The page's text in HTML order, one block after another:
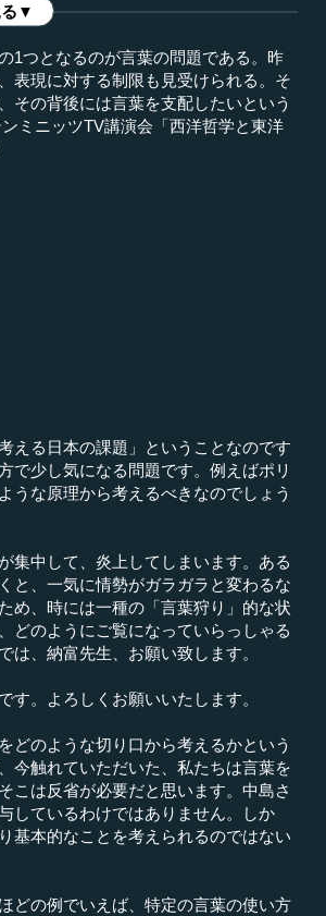
る▼
1つとなるのが言葉の問題である。昨
表現に対する制限も見受けられる。そ
その背後には言葉を支配したいという
ミニッツTV講演会「西洋哲学と東洋
る日本の課題」ということなのです
で少し気になる問題です。例えばポリ
うな原理から考えるべきなのでしょう
集中して、炎上してしまいます。ある
と、一気に情勢がガラガラと変わるな
め、時には一種の「言葉狩り」的な状
どのようにご覧になっていらっしゃる
は、納富先生、お願い致します。
。よろしくお願いいたします。
のような切り口から考えるかという
今触れていただいた、私たちは言葉を
こは反省が必要だと思います。中島さ
しているわけではありません。しか
基本的なことを考えられるのではない
どの例でいえば、特定の言葉の使い方